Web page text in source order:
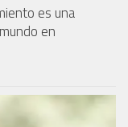
es una
en